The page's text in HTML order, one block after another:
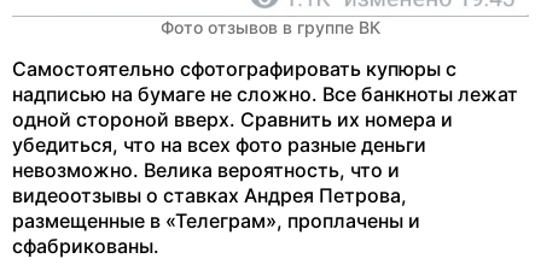
Фото отзывов в группе ВК
Самостоятельно сфотографировать купюры с
надписью на бумаге не сложно. Все банкноты лежат
одной стороной вверх. Сравнить их номера и
убедиться, что на всех фото разные деньги
невозможно. Велика вероятность, что и
видеоотзывы о ставках Андрея Петрова,
размещенные в «Телеграм», проплачены и
сфабрикованы.